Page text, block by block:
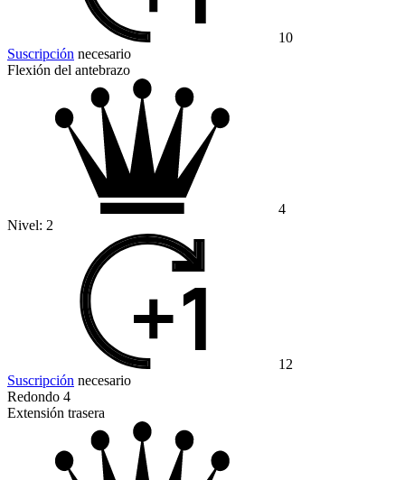
10
Suscripción necesario
Flexión del antebrazo
4
Nivel: 2
12
Suscripción necesario
Redondo 4
Extensión trasera